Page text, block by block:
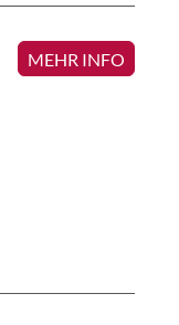
MEHR INFO